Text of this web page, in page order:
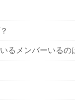
るメンバーいるの